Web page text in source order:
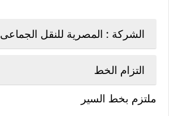
الشركة : المصرية للنقل الجماعى
التزام الخط
ملتزم بخط السير